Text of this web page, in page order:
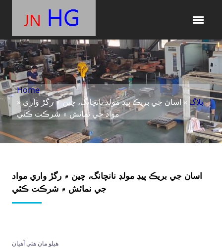
Home
»
بلاگ » اسان جي بريڪ پيڊ مولڊ نانچانگ، چين ۾ رگڙ واري
مواد جي نمائش ۾ شرڪت ڪئي
اسان جي بريڪ پيڊ مولڊ نانچانگ، چين ۾ رگڙ واري مواد
جي نمائش ۾ شرڪت ڪئي
هيلو مان هتي آهيان